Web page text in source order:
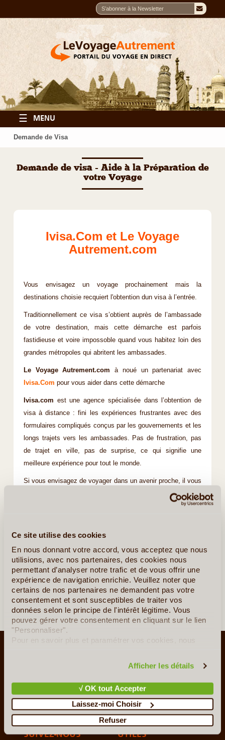
Ce site utilise des cookies
En nous donnant votre accord, vous acceptez que nous
utilisions, avec nos partenaires, des cookies nous
permettant d’analyser notre trafic et de vous offrir une
expérience de navigation enrichie. Veuillez noter que
certains de nos partenaires ne demandent pas votre
consentement et sont susceptibles de traiter vos
données selon le principe de l'intérêt légitime. Vous
pouvez gérer votre consentement en cliquant sur le lien
"Personnaliser".
Pour en savoir plus et paramétrer vos cookies, nous
Afficher les détails
√ OK tout Accepter
Laissez-moi Choisir
Refuser
☰ MENU
Demande de Visa
Demande de visa - Aide à la Préparation de
votre Voyage
Ivisa.Com et Le Voyage
Autrement.com
Vous envisagez un voyage prochainement mais la
destinations choisie recquiert l'obtention dun visa à l’entrée.
Traditionnellement ce visa s’obtient auprès de l’ambassade
de votre destination, mais cette démarche est parfois
fastidieuse et voire impossoble quand vous habitez loin des
grandes métropoles qui abritent les ambassades.
Le Voyage Autrement.comà noué un partenariat avec
Ivisa.Com pour vous aider dans cette démarche
Ivisa.com est une agence spécialisée dans l’obtention de
visa à distance : fini les expériences frustrantes avec des
formulaires compliqués conçus par les gouvernements et les
longs trajets vers les ambassades. Pas de frustration, pas
de trajet en ville, pas de surprise, ce qui signifie une
meilleure expérience pour tout le monde.
Si vous envisagez de voyager dans un avenir proche, il vous
suffit de vérifier en quelques secondes si vous avez besoin
d'un visa avec notre outil de classe mondiale ci-dessous ce
et comment l'obtenir en quelques minutes.
Le Voyage en Direct... c'est quoi ?
Les Agents Locaux Partenaires
SUIVEZ-NOUS UTILES